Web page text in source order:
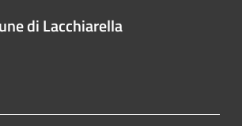
di Lacchiarella